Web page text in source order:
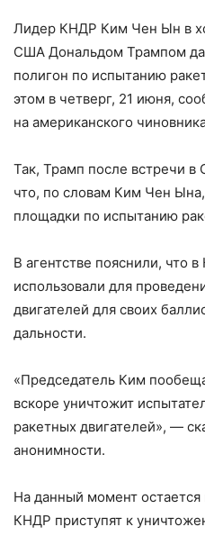
Лидер КНДР Ким Чен Ын в
США Дональдом Трампом
полигон по испытанию
этом в четверг, 21 июня,
на американского
Так, Трамп после встречи в
что, по словам Ким Чен
площадки по испытанию
В агентстве пояснили, что
использовали для
двигателей для своих
дальности.
«Председатель Ким
вскоре уничтожит
ракетных двигателей», —
анонимности.
На данный момент остается
КНДР приступят к